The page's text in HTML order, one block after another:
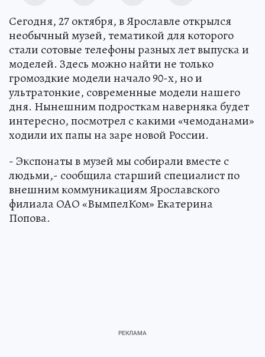
Сегодня, 27 октября, в Ярославле открылся
необычный музей, тематикой для которого
стали сотовые телефоны разных лет выпуска и
моделей. Здесь можно найти не только
громоздкие модели начало 90-х, но и
ультратонкие, современные модели нашего
дня. Нынешним подросткам наверняка будет
интересно, посмотрел с какими «чемоданами»
ходили их папы на заре новой России.
- Экспонаты в музей мы собирали вместе с
людьми,- сообщила старший специалист по
внешним коммуникациям Ярославского
филиала ОАО «ВымпелКом» Екатерина
Попова.